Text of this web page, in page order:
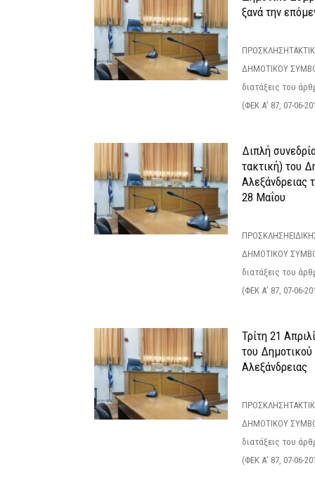
ξανά την
ΔΗΜΟΤΙΚΟΥ
διατάξεις του
(ΦΕΚ Α’ 87, 07-06-
Διπλή
τακτική) του
Αλεξάνδρειας
28 Μαΐου
ΔΗΜΟΤΙΚΟΥ
διατάξεις του
(ΦΕΚ Α’ 87, 07-06-
Τρίτη 21
του
Αλεξάνδρειας
ΔΗΜΟΤΙΚΟΥ
διατάξεις του
(ΦΕΚ Α’ 87, 07-06-